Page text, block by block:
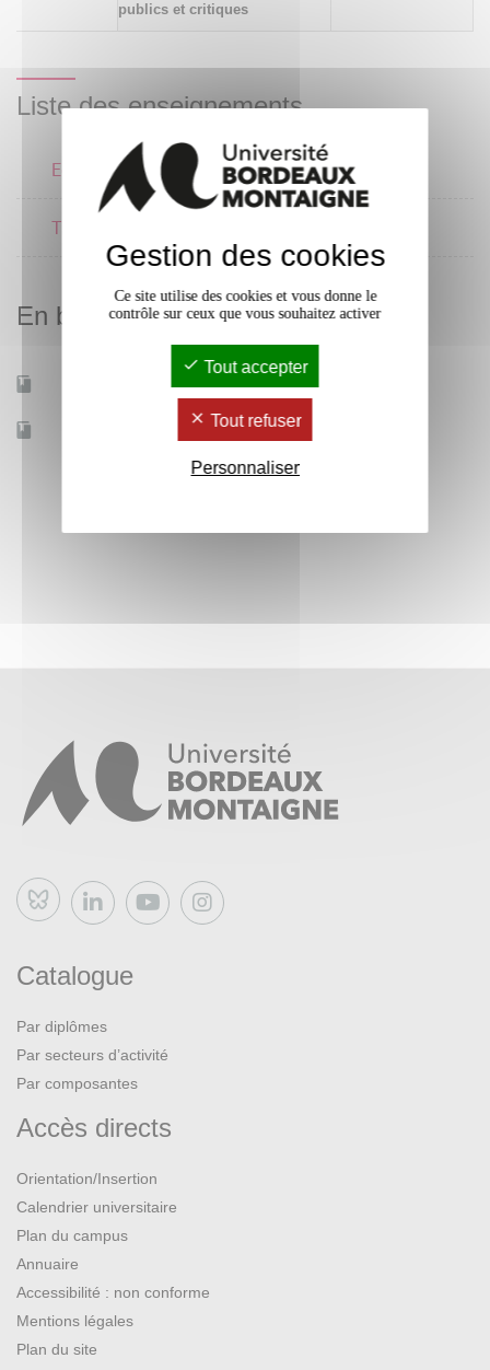
publics et critiques
Liste des enseignements
Economie du cinéma 2 1 crédits
Théorie du cinéma 1
En bref
Mobilité d'études Oui
Non
Bluesky
Catalogue
Par diplômes
Par secteurs d’activité
Par composantes
Accès directs
Orientation/Insertion
Calendrier universitaire
Plan du campus
Annuaire
Accessibilité : non conforme
Mentions légales
Plan du site
Gestion des cookies
Ce site utilise des cookies et vous donne le
contrôle sur ceux que vous souhaitez activer
Tout accepter
Tout refuser
Personnaliser